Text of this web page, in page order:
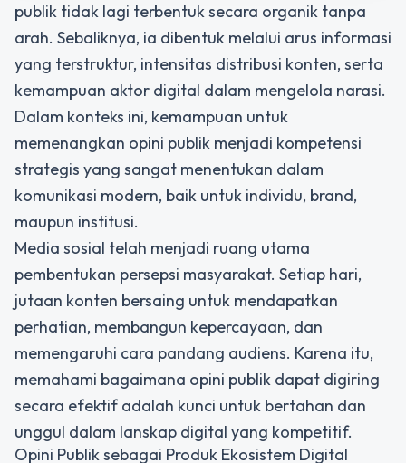
publik tidak lagi terbentuk secara organik tanpa
arah. Sebaliknya, ia dibentuk melalui arus informasi
yang terstruktur, intensitas distribusi konten, serta
kemampuan aktor digital dalam mengelola narasi.
Dalam konteks ini, kemampuan untuk
memenangkan opini publik menjadi kompetensi
strategis yang sangat menentukan dalam
komunikasi modern, baik untuk individu, brand,
maupun institusi.
Media sosial telah menjadi ruang utama
pembentukan persepsi masyarakat. Setiap hari,
jutaan konten bersaing untuk mendapatkan
perhatian, membangun kepercayaan, dan
memengaruhi cara pandang audiens. Karena itu,
memahami bagaimana opini publik dapat digiring
secara efektif adalah kunci untuk bertahan dan
unggul dalam lanskap digital yang kompetitif.
Opini Publik sebagai Produk Ekosistem Digital